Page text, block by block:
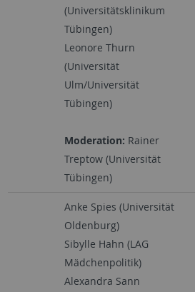
(Universitätsklinikum
Tübingen)
Leonore Thurn
(Universität
Ulm/Universität
Tübingen)
Moderation: Rainer
Treptow (Universität
Tübingen)
Anke Spies (Universität
Oldenburg)
Sibylle Hahn (LAG
Mädchenpolitik)
Alexandra Sann